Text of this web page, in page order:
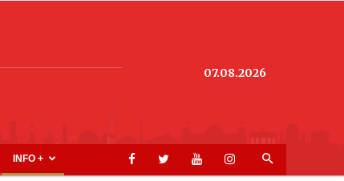
07.08.2026
INFO +